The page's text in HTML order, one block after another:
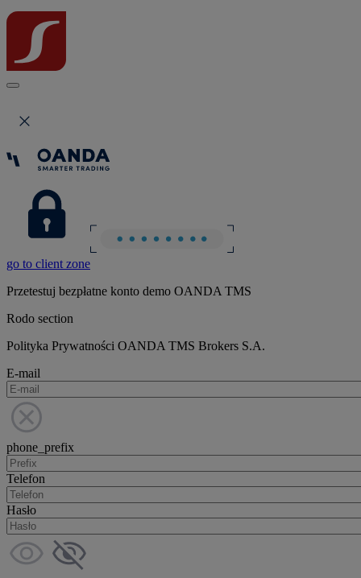
go to client zone
Przetestuj bezpłatne konto demo OANDA TMS
Rodo section
Polityka Prywatności OANDA TMS Brokers S.A.
E-mail
phone_prefix
Telefon
Hasło